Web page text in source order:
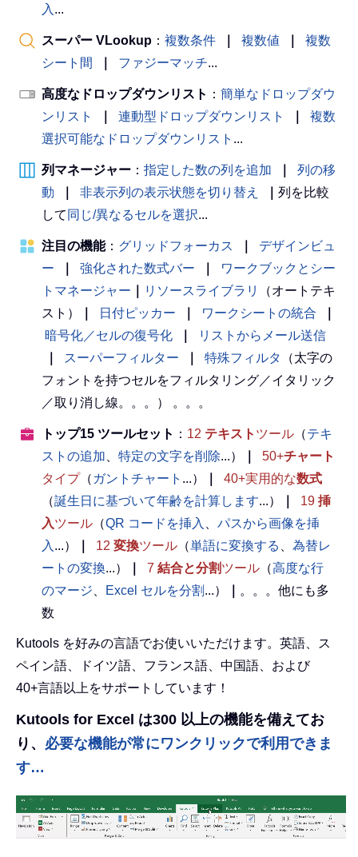
入 ...
スーパー VLookup ： 複数条件 複数値
複数
シート間
ファジーマッチ...
高度なドロップダウンリスト ： 簡単なドロップダウ
ンリスト
連動型ドロップダウンリスト
複数
選択可能なドロップダウンリスト ...
列マネージャー ： 指定した数の列を追加
列の移
動
非表示列の表示状態を切り替え
列を比較
して 同じ/異なるセルを選択...
注目の機能： グリッドフォーカス
デザインビュ
ー
強化された数式バー
ワークブックとシー
トマネージャー
リソースライブラリ
（オートテキ
スト）
日付ピッカー ワークシートの統合
暗号化／セルの復号化
リストからメール送信
スーパーフィルター 特殊フィルタ
（太字の
フォントを持つセルをフィルタリング／イタリック
／取り消し線。。。） 。。。
トップ15 ツールセット ： 12 テキスト ツール （テキ
ストの追加
特定の文字を削除...） 50+チャート
タイプ（ ガントチャート ...） 40+実用的な数式
（誕生日に基づいて年齢を計算します...） 19 挿
入ツール （QR コードを挿入
パスから画像を挿
入 ...） 12 変換ツール （単語に変換する
為替レ
ートの変換...） 7 結合と分割ツール （高度な行
のマージ
Excel セルを分割 ...）
。。。他にも多
数
Kutools を好みの言語でお使いいただけます。英語、ス
ペイン語、ドイツ語、フランス語、中国語、および
40+言語以上をサポートしています！
Kutools for Excel は300 以上の機能を備えてお
り、 必要な機能が常にワンクリックで利用できま
す…